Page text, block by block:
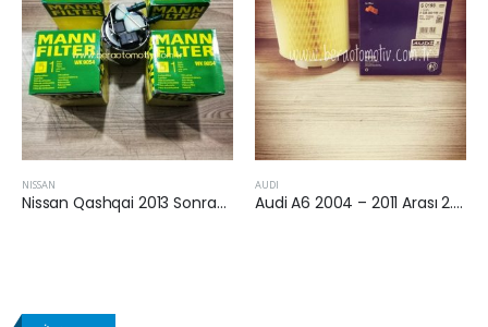
Nissan Qashqai 2013 Sonrası 1.5 Dci Yakıt Filtresi Audi A6 2004 – 2011 Arası 2.7 Tdi v6 Hava Filtresi